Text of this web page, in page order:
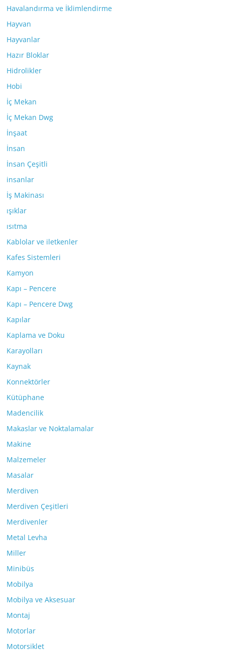
Havalandırma ve İklimlendirme
Hayvan
Hayvanlar
Hazır Bloklar
Hidrolikler
Hobi
İç Mekan
İç Mekan Dwg
İnşaat
İnsan
İnsan Çeşitli
insanlar
İş Makinası
ışıklar
ısıtma
Kablolar ve iletkenler
Kafes Sistemleri
Kamyon
Kapı – Pencere
Kapı – Pencere Dwg
Kapılar
Kaplama ve Doku
Karayolları
Kaynak
Konnektörler
Kütüphane
Madencilik
Makaslar ve Noktalamalar
Makine
Malzemeler
Masalar
Merdiven
Merdiven Çeşitleri
Merdivenler
Metal Levha
Miller
Minibüs
Mobilya
Mobilya ve Aksesuar
Montaj
Motorlar
Motorsiklet